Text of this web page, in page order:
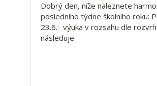
Dobrý den, níže naleznete
posledního týdne školního roku:
23.6.: výuka v rozsahu dle
následuje